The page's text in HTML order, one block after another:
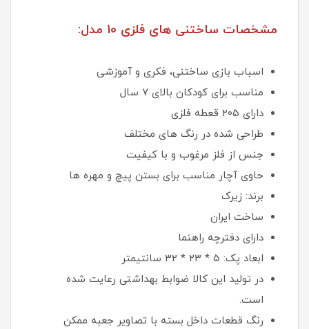
مشخصات ساختنی های فلزی 10 مدل:
اسباب بازی ساختنی، فکری و آموزشی
مناسب برای کودکان بالای ۷ سال
دارای 205 قعطه فلزی
طراحی شده در رنگ های مختلف
جنس از فلز مرغوب و با کیفیت
حاوی آچار مناسب برای بستن پیچ و مهره ها
برند: زیرک
ساخت ایران
دارای دفترچه راهنما
ابعاد پک: 5 * 23 * 32 سانتیمتر
در تولید این کالا ضوابط بهداشتی رعایت شده
است.
رنگ قطعات داخل بسته با تصاویر جعبه ممکن